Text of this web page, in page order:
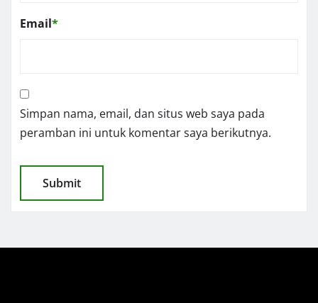
Email*
Simpan nama, email, dan situs web saya pada
peramban ini untuk komentar saya berikutnya.